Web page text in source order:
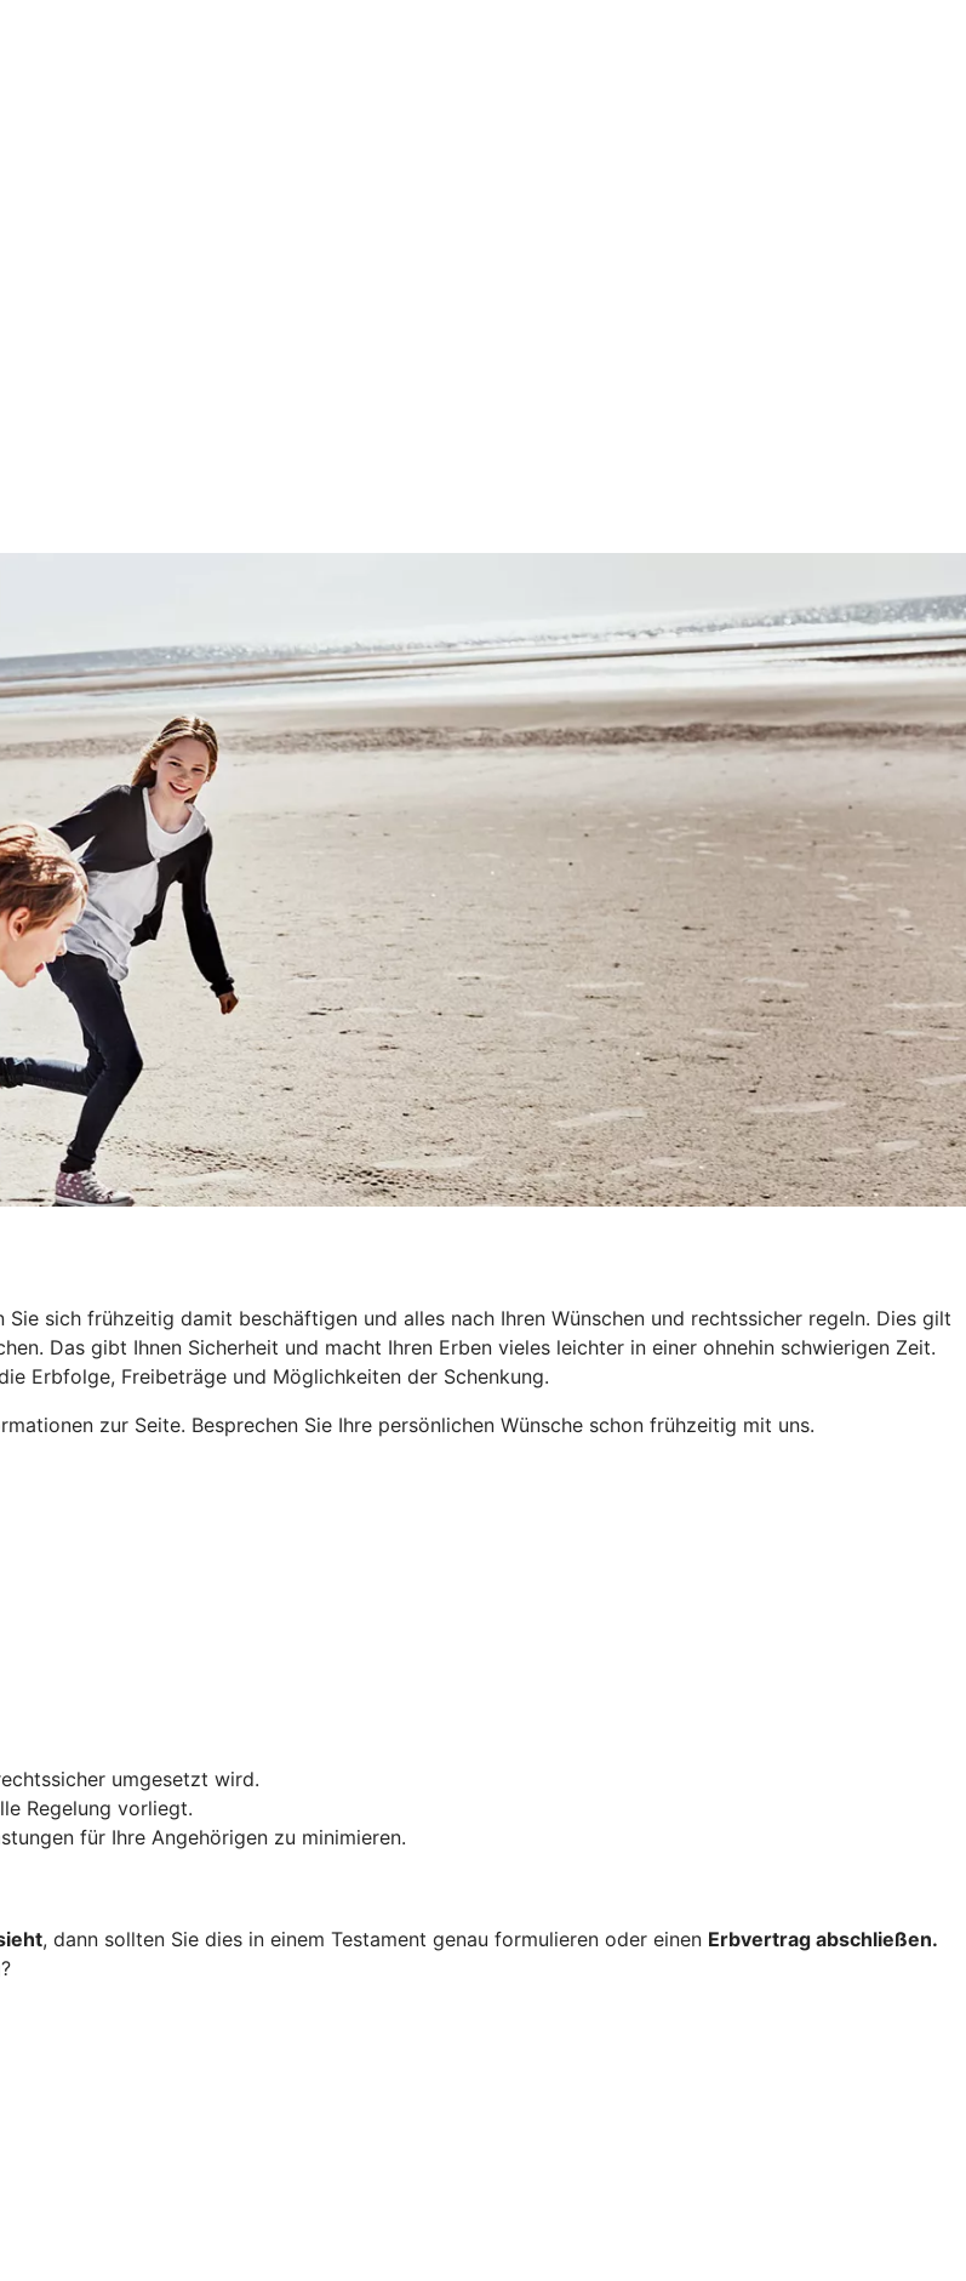
sich frühzeitig damit beschäftigen und alles nach Ihren Wünschen und rechtssicher regeln. Dies gilt
Das gibt Ihnen Sicherheit und macht Ihren Erben vieles leichter in einer ohnehin schwierigen Zeit.
Erbfolge, Freibeträge und Möglichkeiten der Schenkung.
zur Seite. Besprechen Sie Ihre persönlichen Wünsche schon frühzeitig mit uns.
umgesetzt wird.
Regelung vorliegt.
für Ihre Angehörigen zu minimieren.
, dann sollten Sie dies in einem Testament genau formulieren oder einen Erbvertrag abschließen.